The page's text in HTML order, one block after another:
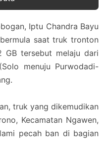
Iptu Chandra Bayu
saat truk tronton
GB tersebut melaju dari
menuju Purwodadi-
truk yang dikemudikan
Kecamatan Ngawen,
pecah ban di bagian